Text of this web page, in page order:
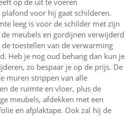
voor hij gaat schilderen.
leeg is voor de schilder met zijn
meubels en gordijnen verwijderd
toestellen van de verwarming
Heb je nog oud behang dan kun je
zo bespaar je op de prijs. De
muren strippen van alle
de ruimte en vloer, plus de
meubels, afdekken met een
en afplaktape. Ook zal hij de